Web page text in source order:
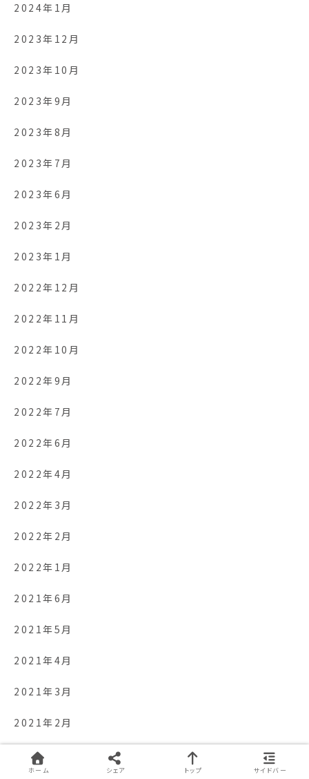
2024年1月
2023年12月
2023年10月
2023年9月
2023年8月
2023年7月
2023年6月
2023年2月
2023年1月
2022年12月
2022年11月
2022年10月
2022年9月
2022年7月
2022年6月
2022年4月
2022年3月
2022年2月
2022年1月
2021年6月
2021年5月
2021年4月
2021年3月
2021年2月
2021年1月
ホーム シェア トップ サイドバー